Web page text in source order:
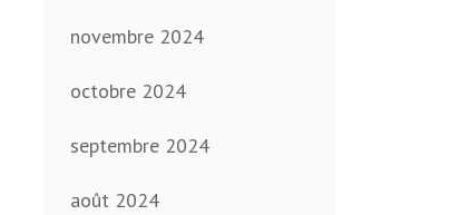
novembre 2024
octobre 2024
septembre 2024
août 2024